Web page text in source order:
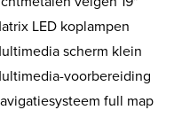
LED koplampen
scherm klein
voorbereiding
full map